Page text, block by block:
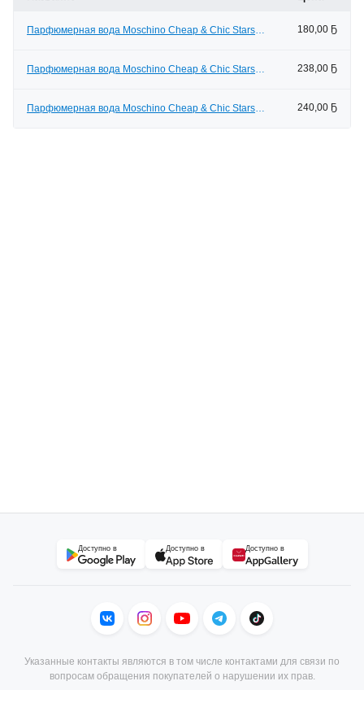
Парфюмерная вода Moschino Cheap & Chic Stars
180,00 Ҕ
Парфюмерная вода Moschino Cheap & Chic Stars
238,00 Ҕ
Парфюмерная вода Moschino Cheap & Chic Stars
240,00 Ҕ
Доступно в Доступно в Доступно в
Указанные контакты являются в том числе контактами для связи по
вопросам обращения покупателей о нарушении их прав.